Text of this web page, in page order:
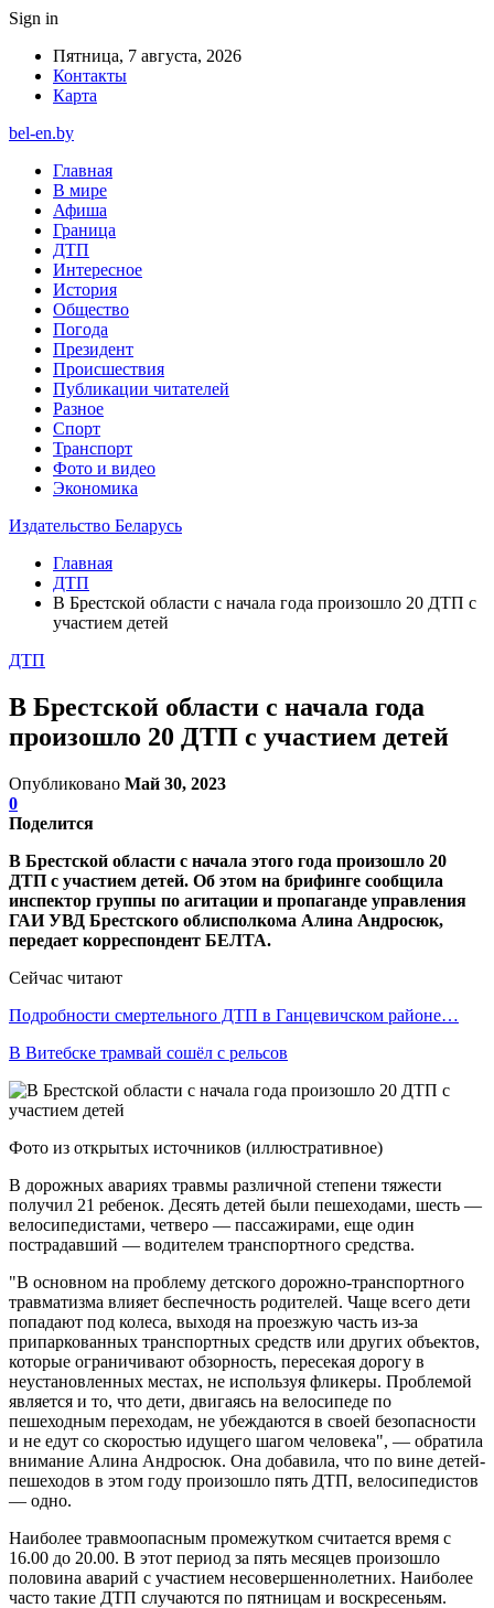
Sign in
Пятница, 7 августа, 2026
Контакты
Карта
bel-en.by
Главная
В мире
Афиша
Граница
ДТП
Интересное
История
Общество
Погода
Президент
Происшествия
Публикации читателей
Разное
Спорт
Транспорт
Фото и видео
Экономика
Издательство Беларусь
Главная
ДТП
В Брестской области с начала года произошло 20 ДТП с
участием детей
ДТП
В Брестской области с начала года
произошло 20 ДТП с участием детей
Опубликовано Май 30, 2023
0
Поделится
В Брестской области с начала этого года произошло 20
ДТП с участием детей. Об этом на брифинге сообщила
инспектор группы по агитации и пропаганде управления
ГАИ УВД Брестского облисполкома Алина Андросюк,
передает корреспондент БЕЛТА.
Сейчас читают
Подробности смертельного ДТП в Ганцевичском районе…
В Витебске трамвай сошёл с рельсов
Фото из открытых источников (иллюстративное)
В дорожных авариях травмы различной степени тяжести
получил 21 ребенок. Десять детей были пешеходами, шесть —
велосипедистами, четверо — пассажирами, еще один
пострадавший — водителем транспортного средства.
"В основном на проблему детского дорожно-транспортного
травматизма влияет беспечность родителей. Чаще всего дети
попадают под колеса, выходя на проезжую часть из-за
припаркованных транспортных средств или других объектов,
которые ограничивают обзорность, пересекая дорогу в
неустановленных местах, не используя фликеры. Проблемой
является и то, что дети, двигаясь на велосипеде по
пешеходным переходам, не убеждаются в своей безопасности
и не едут со скоростью идущего шагом человека", — обратила
внимание Алина Андросюк. Она добавила, что по вине детей-
пешеходов в этом году произошло пять ДТП, велосипедистов
— одно.
Наиболее травмоопасным промежутком считается время с
16.00 до 20.00. В этот период за пять месяцев произошло
половина аварий с участием несовершеннолетних. Наиболее
часто такие ДТП случаются по пятницам и воскресеньям.